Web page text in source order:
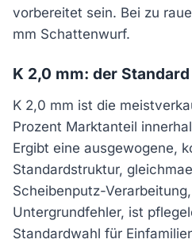
vorbereitet sein. Bei zu
mm Schattenwurf.
K 2,0 mm: der Standard
K 2,0 mm ist die
Prozent Marktanteil
Ergibt eine ausgewogene,
Standardstruktur,
Scheibenputz-
Untergrundfehler, ist
Standardwahl für